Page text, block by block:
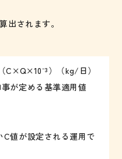
出されます。
C×Q×10⁻³）（kg/日）
が定める基準適用値
値が設定される運用で